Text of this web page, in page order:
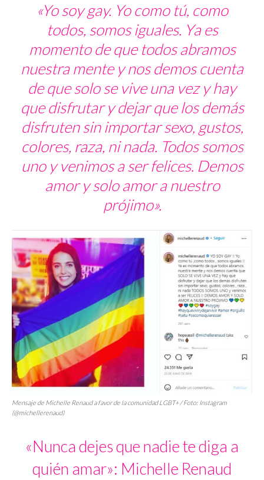
«Yo soy gay. Yo como tú, como
todos, somos iguales. Ya es
momento de que todos abramos
nuestra mente y nos demos cuenta
de que solo se vive una vez y hay
que disfrutar y dejar que los demás
disfruten sin importar sexo, gustos,
colores, raza, ni nada. Todos somos
uno y venimos a ser felices. Demos
amor y solo amor a nuestro
prójimo».
Mensaje de Michelle Renaud a favor de la comunidad LGBT+ / Foto: Instagram
(@michellerenaud)
«Nunca dejes que nadie te diga a
quién amar»: Michelle Renaud